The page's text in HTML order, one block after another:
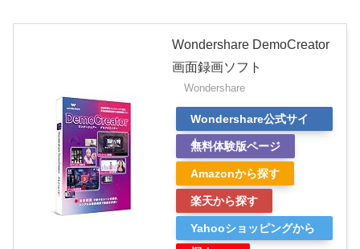
Wondershare DemoCreator
画面録画ソフト
Wondershare
Wondershare公式サイ
ト
無料体験版ページ
Amazonから探す
楽天から探す
Yahooショッピングから